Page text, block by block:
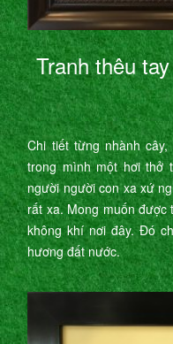
Tranh thêu
Chi tiết từng nhành
trong mình một hơi thở
người người con xa xứ
rất xa. Mong muốn
không khí nơi đây. Đó
hương đất nước.